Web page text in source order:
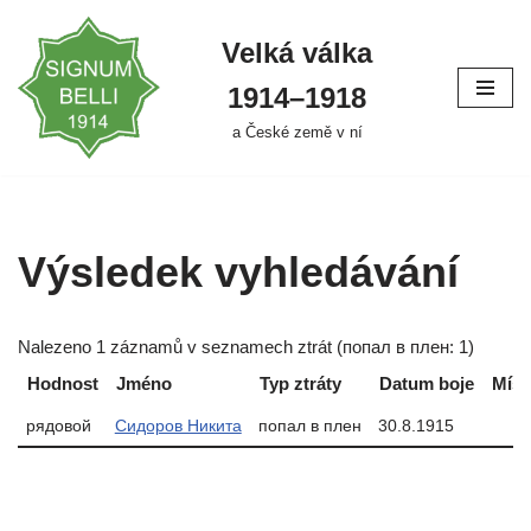
Přeskočit
na
obsah
Velká válka
1914–⁠⁠⁠⁠⁠⁠1918
a České země v ní
Výsledek vyhledávání
Nalezeno 1 záznamů v seznamech ztrát (попал в плен: 1)
Hodnost
Jméno Typ ztráty Datum boje
рядовой Сидоров Никита попал в плен 30.8.1915